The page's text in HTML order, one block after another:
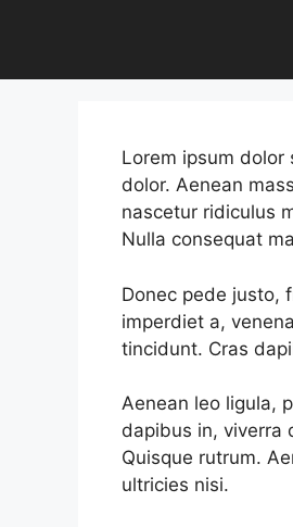
Lorem ipsum
dolor. Aenean
nascetur ridiculus
Nulla consequat
Donec pede justo,
imperdiet a,
tincidunt. Cras
Aenean leo ligula,
dapibus in, viverra
Quisque rutrum.
ultricies nisi.